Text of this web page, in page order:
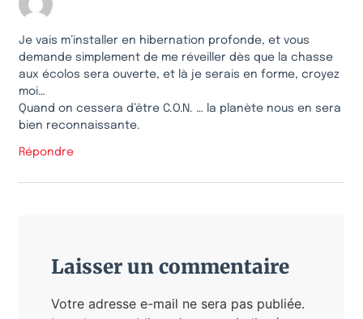
Je vais m’installer en hibernation profonde, et vous
demande simplement de me réveiller dès que la chasse
aux écolos sera ouverte, et là je serais en forme, croyez
moi…
Quand on cessera d’être C.O.N. … la planète nous en sera
bien reconnaissante.
Répondre
Laisser un commentaire
Votre adresse e-mail ne sera pas publiée.